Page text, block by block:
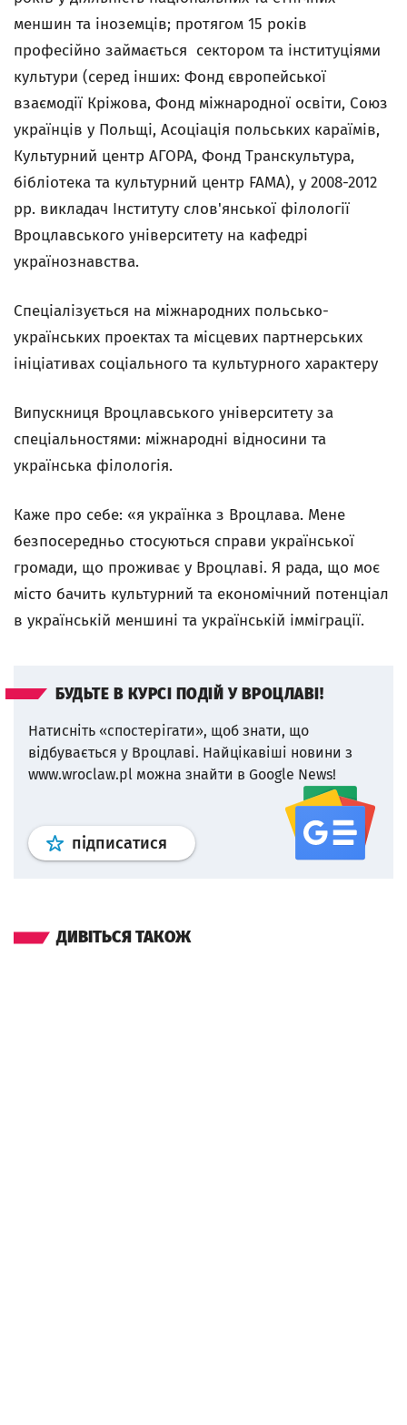
меншин та іноземців; протягом 15 років
професійно займається сектором та інституціями
культури (серед інших: Фонд європейської
взаємодії Кріжова, Фонд міжнародної освіти, Союз
українців у Польщі, Асоціація польських караїмів,
Культурний центр АГОРА, Фонд Транскультура,
бібліотека та культурний центр FAMA), у 2008-2012
рр. викладач Інституту слов'янської філології
Вроцлавського університету на кафедрі
українознавства.
Спеціалізується на міжнародних польсько-
українських проектах та місцевих партнерських
ініціативах соціального та культурного характеру
Випускниця Вроцлавського університету за
спеціальностями: міжнародні відносини та
українська філологія.
Каже про себе: «я українка з Вроцлава. Мене
безпосередньо стосуються справи української
громади, що проживає у Вроцлаві. Я рада, що моє
місто бачить культурний та економічний потенціал
в українській меншині та українській імміграції.
БУДЬТЕ В КУРСІ ПОДІЙ У ВРОЦЛАВІ!
Натисніть «спостерігати», щоб знати, що
відбувається у Вроцлаві. Найцікавіші новини з
www.wroclaw.pl можна знайти в Google News!
підписатися Профіль google news
ДИВІТЬСЯ ТАКОЖ